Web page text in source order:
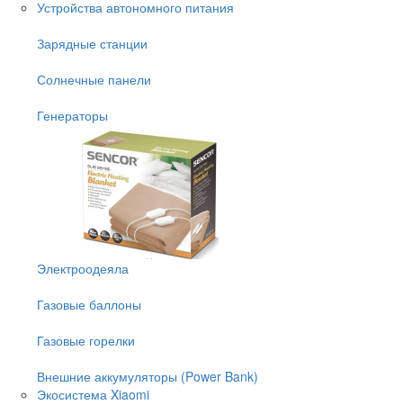
Устройства автономного питания
Зарядные станции
Солнечные панели
Генераторы
Электроодеяла
Газовые баллоны
Газовые горелки
Внешние аккумуляторы (Power Bank)
Экосистема Xiaomi